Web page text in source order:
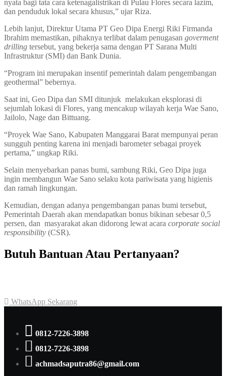
nyata bagi tata cara ketenagalistrikan di Pulau Flores secara lazim,
dan penduduk lokal secara khusus,” ujar Riza.
Lebih lanjut, Direktur Utama PT Geo Dipa Energi Riki Firmanda
Ibrahim memastikan, pihaknya terlibat dalam penugasan goverment
drilling tersebut, yang bekerja sama dengan PT Sarana Multi
Infrastruktur (SMI) dan Bank Dunia.
“Program ini merupakan insentif pemerintah dalam pengembangan
geothermal” bebernya.
Saat ini, Geo Dipa dan SMI ditunjuk melakukan eksplorasi di
sejumlah lokasi di Flores, yang mencakup wilayah kerja Wae Sano,
Jailolo, Nage dan Bittuang.
“Proyek Wae Sano, Kabupaten Manggarai Barat mempunyai peran
sungguh penting karena ini menjadi barometer sebagai proyek
pertama,” ungkap Riki.
Selain menyebarkan panas bumi, sambung Riki, Geo Dipa juga
ingin membangun Wae Sano selaku kota pariwisata yang higienis
dan ramah lingkungan.
Kemudian, dengan adanya pengembangan panas bumi tersebut,
Pemerintah Daerah akan mendapatkan bonus bikinan sebesar 0,5
persen, dan masyarakat akan didorong lewat acara corporate social
responsibility (CSR).
Butuh Bantuan Atau Pertanyaan?
WhatsApp Sekarang
0812-7226-3898
0812-7226-3898
achmadsaputra86@gmail.com